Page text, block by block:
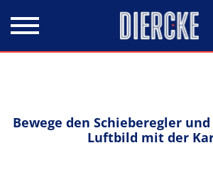
Bewege den Schieberegler
Luftbild mit der